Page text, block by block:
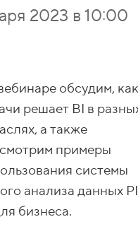
2023 в 10:00
обсудим,
решает BI в
а также
примеры
системы
анализа данных
бизнеса.